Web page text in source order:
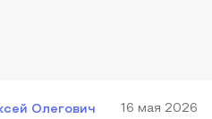
Олегович 16 мая 2026